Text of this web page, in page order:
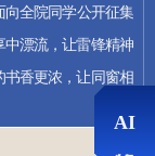
向全院同学公开征集
漂流，让雷锋精神
香更浓，让同窗相
AI